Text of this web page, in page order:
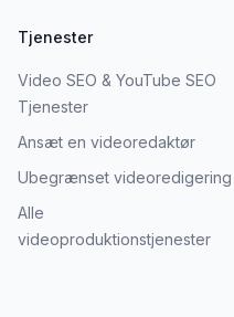
Tjenester
Video SEO & YouTube SEO
Tjenester
Ansæt en videoredaktør
Ubegrænset videoredigering
Alle
videoproduktionstjenester